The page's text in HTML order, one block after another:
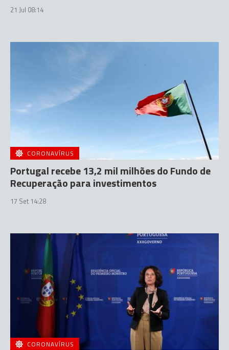
21 Jul 08:14
CORONAVÍRUS
Portugal recebe 13,2 mil milhões do Fundo de
Recuperação para investimentos
17 Set 14:28
CORONAVÍRUS